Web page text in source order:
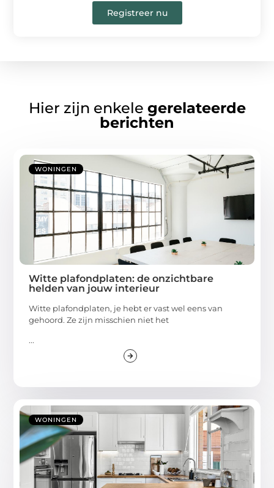
Registreer nu
Hier zijn enkele gerelateerde
berichten
WONINGEN
Witte plafondplaten: de onzichtbare
helden van jouw interieur
Witte plafondplaten, je hebt er vast wel eens van
gehoord. Ze zijn misschien niet het
...
WONINGEN